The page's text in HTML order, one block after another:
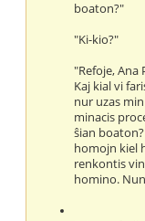
boaton?"
"Ki-kio?"
"Refoje, Ana
Kaj kial vi
nur uzas
minacis
ŝian
homojn kiel
renkontis
homino.